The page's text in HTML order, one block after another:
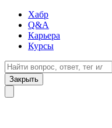
Хабр
Q&A
Карьера
Курсы
Закрыть